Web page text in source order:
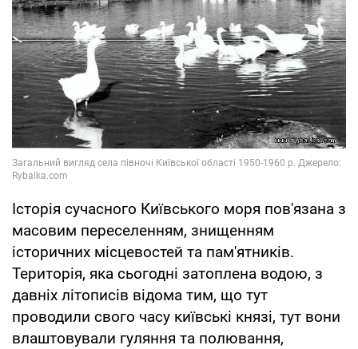
Історія сучасного Київського моря пов'язана з
масовим переселенням, знищенням
історичних місцевостей та пам'ятників.
Територія, яка сьогодні затоплена водою, з
давніх літописів відома тим, що тут
проводили свого часу київські князі, тут вони
влаштовували гуляння та полювання,